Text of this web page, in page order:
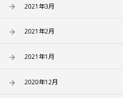
2021年3月
2021年2月
2021年1月
2020年12月